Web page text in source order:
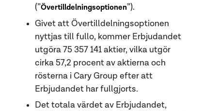
(”Övertilldelningsoptionen”).
Givet att Övertilldelningsoptionen
nyttjas till fullo, kommer Erbjudandet
utgöra 75 357 141 aktier, vilka utgör
cirka 57,2 procent av aktierna och
rösterna i Cary Group efter att
Erbjudandet har fullgjorts.
Det totala värdet av Erbjudandet,